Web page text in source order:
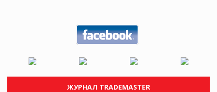
ЖУРНАЛ TRADEMASTER